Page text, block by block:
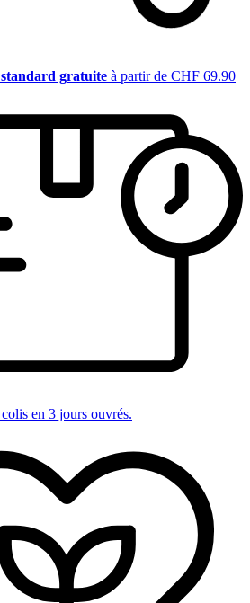
gratuite à partir de CHF 69.90
en 3 jours ouvrés.